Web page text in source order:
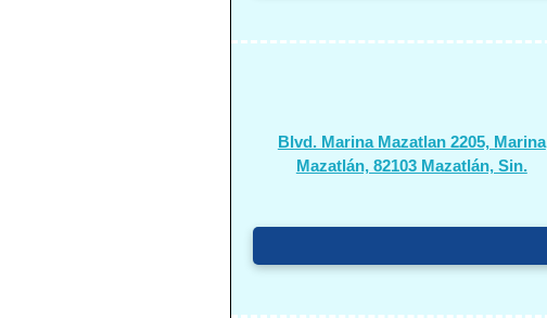
Blvd. Marina Mazatlan 2205, Marina
Mazatlán, 82103 Mazatlán, Sin.